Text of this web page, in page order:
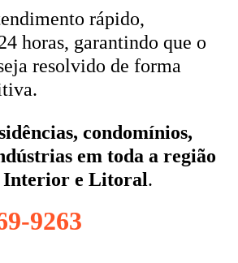
rápido,
horas, garantindo que o
resolvido de forma
condomínios,
em toda a região
Interior e Litoral.
9263